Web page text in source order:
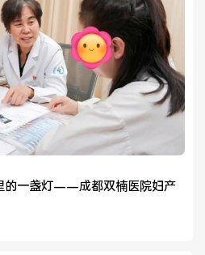
手术科室
其他科室
的一盏灯——成都双楠医院妇产